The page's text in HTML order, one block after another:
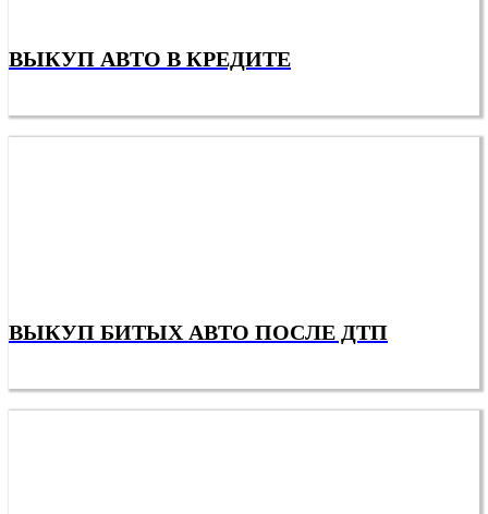
ВЫКУП АВТО В КРЕДИТЕ
ВЫКУП БИТЫХ АВТО ПОСЛЕ ДТП